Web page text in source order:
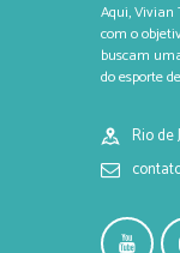
Aqui, Vivian
com o
buscam
do esporte
Rio de